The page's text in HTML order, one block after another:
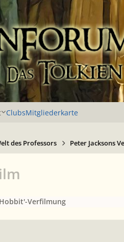
ClubsMitgliederkarte
des Professors Peter Jacksons
Verfilmung